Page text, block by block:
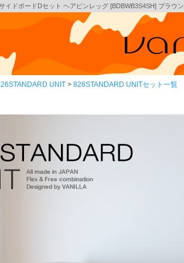
イドボードDセット ヘアピンレッグ [BDBWB3S4SH] ブラウン
UNIT 826STANDARD UNITセット一覧